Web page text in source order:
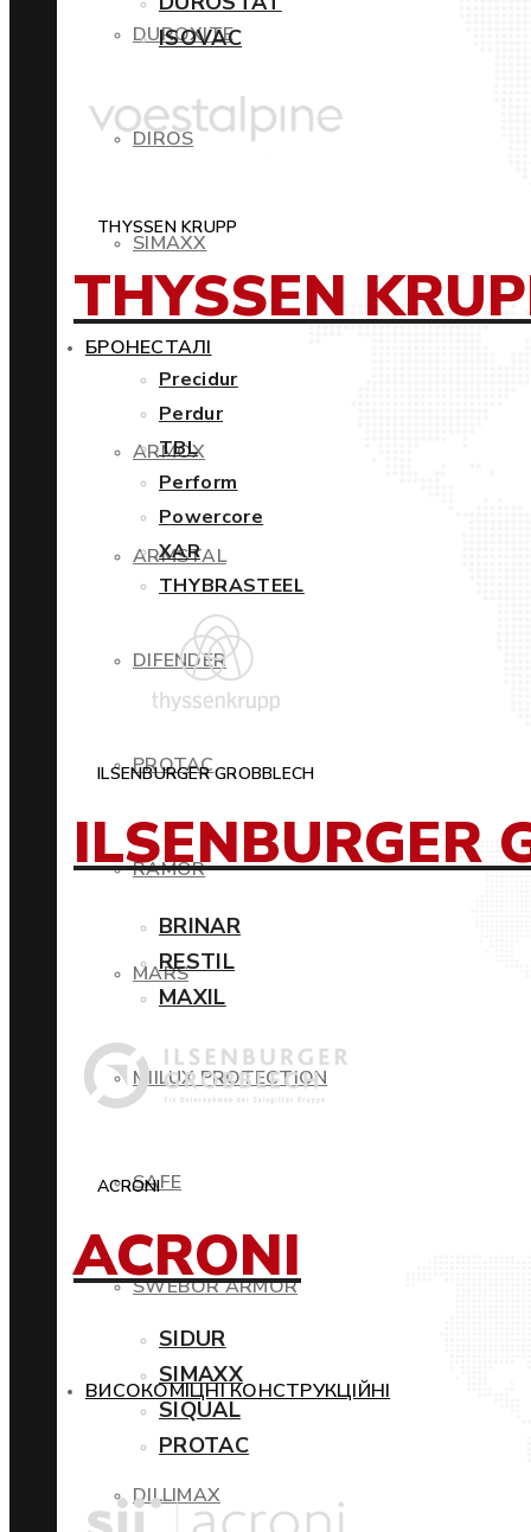
DUROXITE
DIROS
SIMAXX
БРОНЕСТАЛІ
ARMOX
ARMSTAL
DIFENDER
PROTAC
RAMOR
MARS
MIILUX PROTECTION
SAFE
SWEBOR ARMOR
ВИСОКОМІЦНІ КОНСТРУКЦІЙНІ
DILLIMAX
ISOVAC
THYSSEN KRUPP
THYSSEN
Precidur
Perdur
TBL
Perform
Powercore
XAR
THYBRASTEEL
ILSENBURGER GROBBLECH
ILSENBURGER
BRINAR
RESTIL
MAXIL
ACRONI
ACRONI
SIDUR
SIMAXX
SIQUAL
PROTAC